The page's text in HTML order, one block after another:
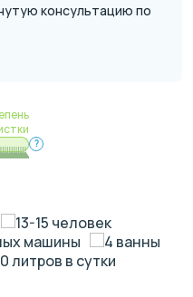
консультацию по
?
13-15 человек
машины
4 ванны
литров в сутки